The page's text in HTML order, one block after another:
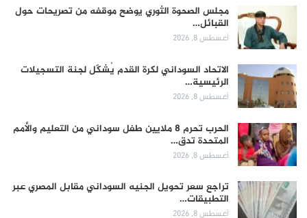
مجلس الصحوة الثوري يوضح موقفه من تصريحات حول
القبائل…
أغسطس 8, 2026
الاتحاد السوداني لكرة القدم يُشكّل لجنة التسجيلات
الرئيسية…
أغسطس 8, 2026
الحرب تحرم 8 ملايين طفل سوداني من التعليم والأمم
المتحدة تدق…
أغسطس 8, 2026
تراجع سعر تحويل الجنيه السوداني مقابل المصري عبر
التطبيقات…
أغسطس 8, 2026